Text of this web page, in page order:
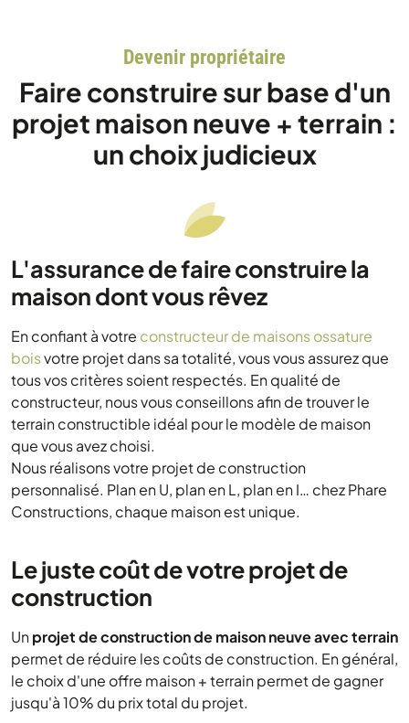
Devenir propriétaire
Faire construire sur base d'un
projet maison neuve + terrain :
un choix judicieux
L'assurance de faire construire la
maison dont vous rêvez
En confiant à votre constructeur de maisons ossature
boisvotre projet dans sa totalité, vous vous assurez que
tous vos critères soient respectés. En qualité de
constructeur, nous vous conseillons afin de trouver le
terrain constructible idéal pour le modèle de maison
que vous avez choisi.
Nous réalisons votre projet de construction
personnalisé. Plan en U, plan en L, plan en I… chez Phare
Constructions, chaque maison est unique.
Le juste coût de votre projet de
construction
Unprojet de construction de maison neuve avec terrain
permet de réduire les coûts de construction. En général,
le choix d'une offre maison + terrain permet de gagner
jusqu'à 10% du prix total du projet.